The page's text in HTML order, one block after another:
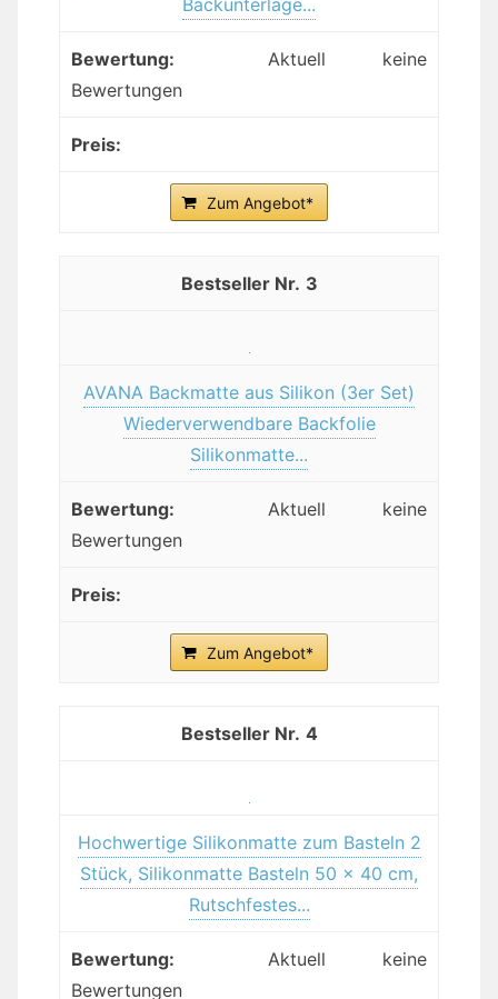
Aktuell keine
Bewertungen
Zum Angebot*
3
AVANA Backmatte aus Silikon (3er Set)
Wiederverwendbare Backfolie
Silikonmatte...
Aktuell keine
Bewertungen
Zum Angebot*
4
Hochwertige Silikonmatte zum Basteln 2
Stück, Silikonmatte Basteln 50 x 40 cm,
Rutschfestes...
Aktuell keine
Bewertungen